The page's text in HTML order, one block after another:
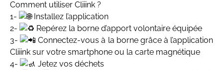
Comment utiliser Cliiink ?
1-
Installez l’application
2-
Repérez la borne d’apport volontaire équipée
3-
Connectez-vous à la borne grâce à l’application
Cliiink sur votre smartphone ou la carte magnétique
4-
Jetez vos déchets